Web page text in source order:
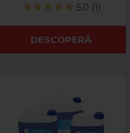
5.0 (1)
DESCOPERĂ